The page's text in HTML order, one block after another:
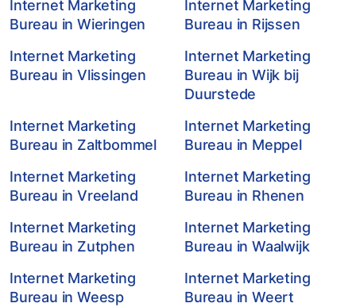
Internet Marketing
Bureau in Wieringen
Internet Marketing
Bureau in Rijssen
Internet Marketing
Bureau in Vlissingen
Internet Marketing
Bureau in Wijk bij
Duurstede
Internet Marketing
Bureau in Zaltbommel
Internet Marketing
Bureau in Meppel
Internet Marketing
Bureau in Vreeland
Internet Marketing
Bureau in Rhenen
Internet Marketing
Bureau in Zutphen
Internet Marketing
Bureau in Waalwijk
Internet Marketing
Bureau in Weesp
Internet Marketing
Bureau in Weert